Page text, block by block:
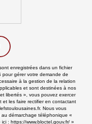
enregistrées dans un fichier
pour gérer votre demande de
à la gestion de la relation
et sont destinées à nos
libertés », vous pouvez exercer
et les faire rectifier en contactant
Nous vous
démarchage téléphonique «
ici : https://www.bloctel.gouv.fr/»